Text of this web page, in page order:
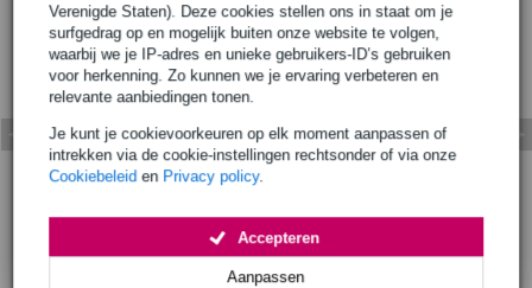
Verenigde Staten). Deze cookies stellen ons in staat om je
surfgedrag op en mogelijk buiten onze website te volgen,
waarbij we je IP-adres en unieke gebruikers-ID’s gebruiken
voor herkenning. Zo kunnen we je ervaring verbeteren en
relevante aanbiedingen tonen.
Je kunt je cookievoorkeuren op elk moment aanpassen of
intrekken via de cookie-instellingen rechtsonder of via onze
Cookiebeleid en Privacy policy.
Aanpassen
Accepteren